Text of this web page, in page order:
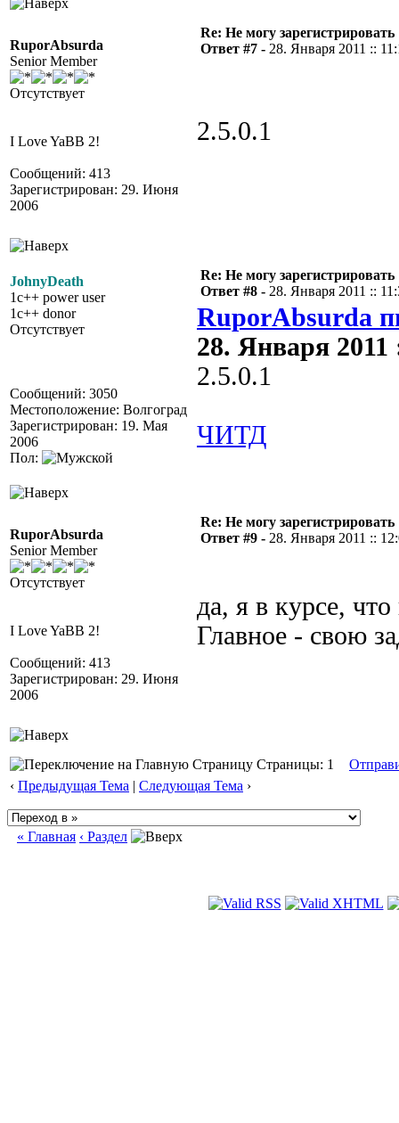
RuporAbsurda
Senior Member
Отсутствует
I Love YaBB 2!
Сообщений: 413
Зарегистрирован: 29. Июня
2006
Re: Не могу
Ответ #7 - 28. Января 2011 ::
2.5.0.1
JohnyDeath
1c++ power user
1c++ donor
Отсутствует
Сообщений: 3050
Местоположение: Волгоград
Зарегистрирован: 19. Мая
2006
Пол:
Re: Не могу
Ответ #8 - 28. Января 2011 ::
RuporAbsurda
28. Января 2011
2.5.0.1
ЧИТД
RuporAbsurda
Senior Member
Отсутствует
I Love YaBB 2!
Сообщений: 413
Зарегистрирован: 29. Июня
2006
Re: Не могу
Ответ #9 - 28. Января 2011 ::
да, я в курсе, что
Главное - свою
Страницы: 1
‹ Предыдущая Тема | Следующая Тема ›
« Главная ‹ Раздел